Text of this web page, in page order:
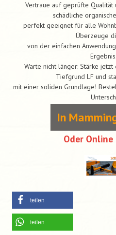
Vertraue auf geprüfte
schädliche
perfekt geeignet für alle
Überzeuge
von der einfachen
Warte nicht länger: Stärke
Tiefgrund LF und
mit einer soliden Grundlage!
In
Oder
teilen
teilen